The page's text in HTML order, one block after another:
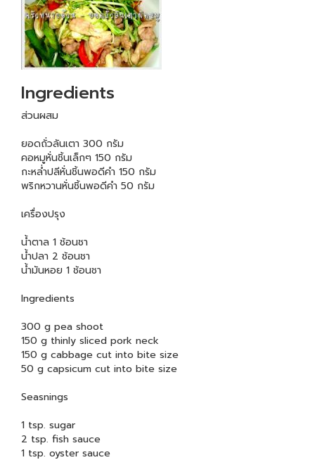
Ingredients
ส่วนผสม
ยอดถั่วลันเตา 300 กรัม
คอหมูหั่นชิ้นเล็กๆ 150 กรัม
กะหล่ำปลีหั่นชิ้นพอดีคำ 150 กรัม
พริกหวานหั่นชิ้นพอดีคำ 50 กรัม
เครื่องปรุง
น้ำตาล 1 ช้อนชา
น้ำปลา 2 ช้อนชา
น้ำมันหอย 1 ช้อนชา
Ingredients
300 g pea shoot
150 g thinly sliced pork neck
150 g cabbage cut into bite size
50 g capsicum cut into bite size
Seasnings
1 tsp. sugar
2 tsp. fish sauce
1 tsp. oyster sauce